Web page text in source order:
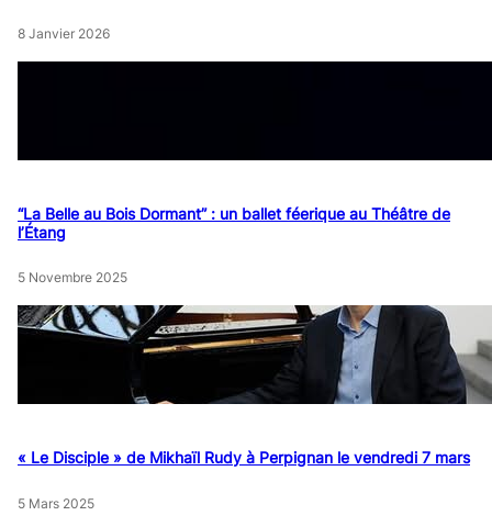
8 Janvier 2026
“La Belle au Bois Dormant” : un ballet féerique au Théâtre de
l’Étang
5 Novembre 2025
« Le Disciple » de Mikhaïl Rudy à Perpignan le vendredi 7 mars
5 Mars 2025